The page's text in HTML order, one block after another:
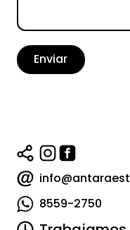
Enviar
8559-2750